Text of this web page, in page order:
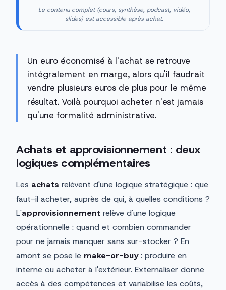
Le contenu complet (cours, synthèse, podcast, vidéo,
slides) est accessible après achat.
Un euro économisé à l'achat se retrouve
intégralement en marge, alors qu'il faudrait
vendre plusieurs euros de plus pour le même
résultat. Voilà pourquoi acheter n'est jamais
qu'une formalité administrative.
Achats et approvisionnement : deux
logiques complémentaires
Les achats relèvent d'une logique stratégique : que
faut-il acheter, auprès de qui, à quelles conditions ?
L'approvisionnement relève d'une logique
opérationnelle : quand et combien commander
pour ne jamais manquer sans sur-stocker ? En
amont se pose le make-or-buy: produire en
interne ou acheter à l'extérieur. Externaliser donne
accès à des compétences et variabilise les coûts,